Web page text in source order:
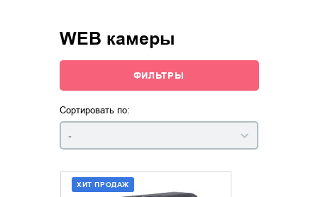
WEB камеры
ФИЛЬТРЫ
Сортировать по:
-
ХИТ ПРОДАЖ